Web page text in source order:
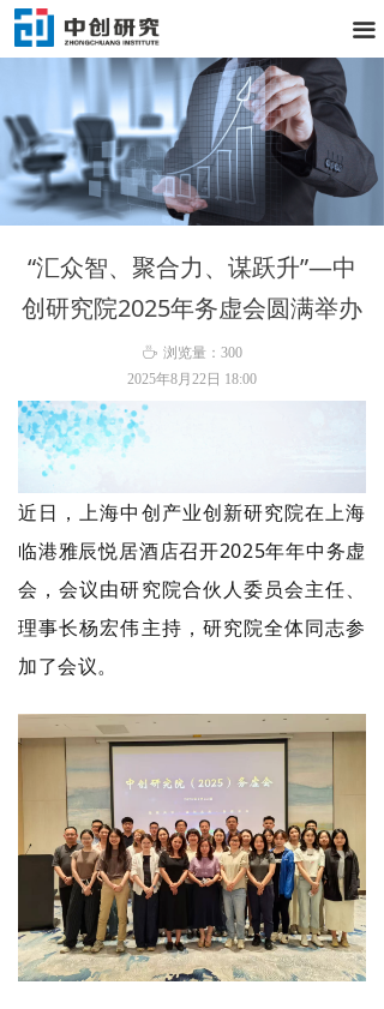
끀
“汇众智、聚合力、谋跃升”—中
创研究院2025年务虚会圆满举办
近日，上海中创产业创新研究院在上海
临港雅辰悦居酒店召开2025年年中务虚
会，会议由研究院合伙人委员会主任、
理事长杨宏伟主持，研究院全体同志参
加了会议。
2025年8月22日 18:00
ꄘ 浏览量： 300